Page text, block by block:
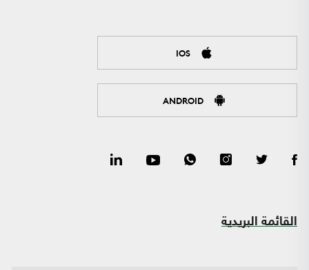
IOS
ANDROID
القائمة البريدية